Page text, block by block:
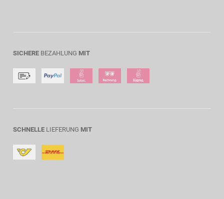
SICHERE BEZAHLUNG MIT
SCHNELLE LIEFERUNG MIT